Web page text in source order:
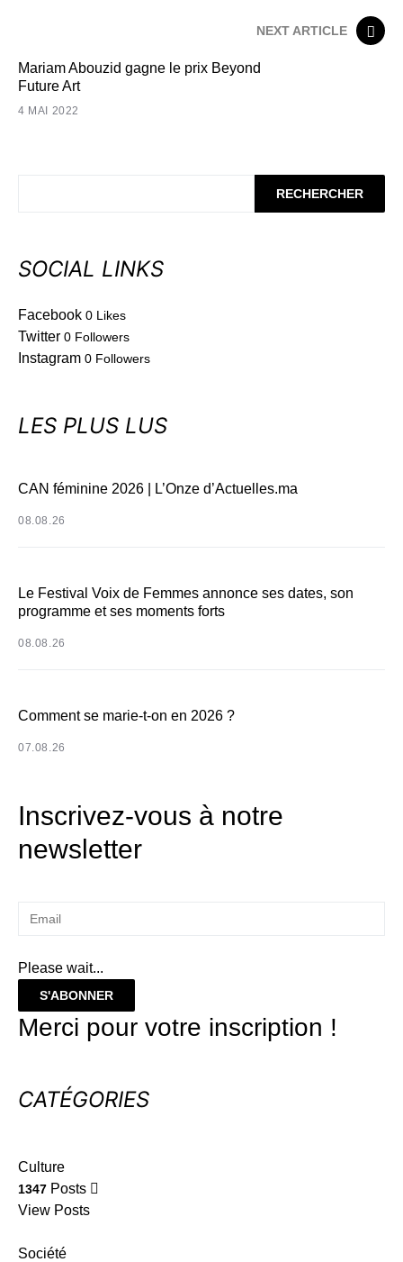
NEXT ARTICLE
Mariam Abouzid gagne le prix Beyond
Future Art
4 MAI 2022
RECHERCHER
SOCIAL LINKS
Facebook 0 Likes
Twitter 0 Followers
Instagram 0 Followers
LES PLUS LUS
CAN féminine 2026 | L’Onze d’Actuelles.ma
08.08.26
Le Festival Voix de Femmes annonce ses dates, son
programme et ses moments forts
08.08.26
Comment se marie-t-on en 2026 ?
07.08.26
Inscrivez-vous à notre
newsletter
Please wait...
S'ABONNER
Merci pour votre inscription !
CATÉGORIES
Culture
1347 Posts
View Posts
Société